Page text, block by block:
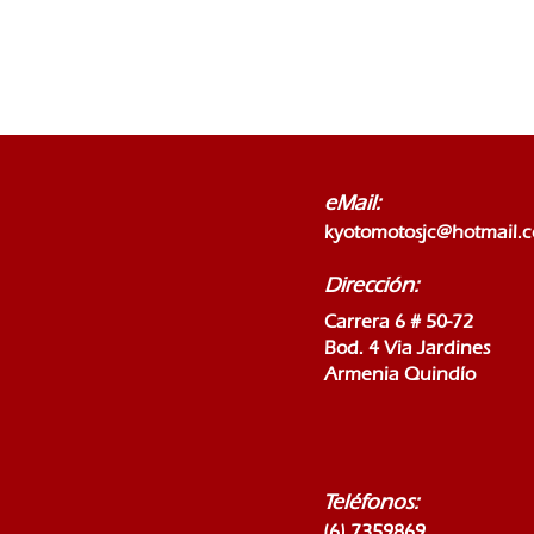
eMail:
Dirección:
Carrera 6 # 50-72
Bod. 4 Via Jardines
Armenia Quindío
Teléfonos: